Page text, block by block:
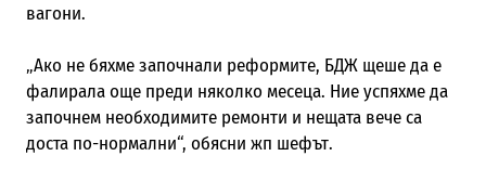
вагони.
„Ако не бяхме започнали реформите, БДЖ щеше да е
фалирала още преди няколко месеца. Ние успяхме да
започнем необходимите ремонти и нещата вече са
доста по-нормални“, обясни жп шефът.